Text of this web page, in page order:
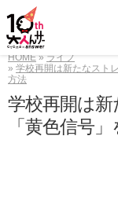
HOME
ライフ
学校再開は新たなスト
方法
学校再開は
「黄色信号